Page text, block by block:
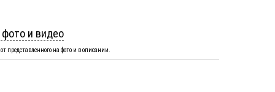
и видео
представленного на фото и в описании.